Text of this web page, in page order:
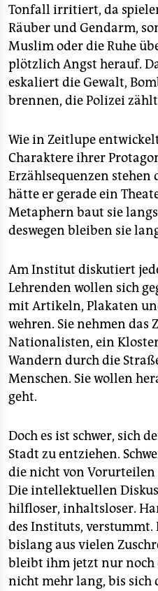
Tonfall irritiert, da
Räuber und Gendarm,
Muslim oder die Ruhe
plötzlich Angst herauf.
eskaliert die Gewalt,
brennen, die Polizei
Wie in Zeitlupe
Charaktere ihrer
Erzählsequenzen stehen
hätte er gerade ein
Metaphern baut sie
deswegen bleiben sie
Am Institut diskutiert
Lehrenden wollen sich
mit Artikeln, Plakaten
wehren. Sie nehmen
Nationalisten, ein
Wandern durch die
Menschen. Sie wollen
geht.
Doch es ist schwer, sich
Stadt zu entziehen.
die nicht von
Die intellektuellen
hilfloser, inhaltsloser.
des Instituts,
bislang aus vielen
bleibt ihm jetzt nur noch
nicht mehr lang, bis sich